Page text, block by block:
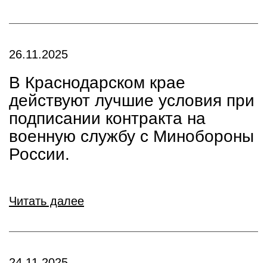
26.11.2025
В Краснодарском крае
действуют лучшие условия при
подписании контракта на
военную службу с Минобороны
России.
Читать далее